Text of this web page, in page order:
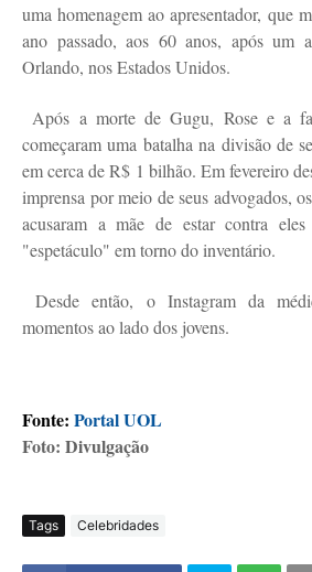
uma homenagem ao apresentador, que
ano passado, aos 60 anos, após um
Orlando, nos Estados Unidos.
Após a morte de Gugu, Rose e a
começaram uma batalha na divisão de
em cerca de R$ 1 bilhão. Em fevereiro
imprensa por meio de seus advogados,
acusaram a mãe de estar contra
"espetáculo" em torno do inventário.
Desde então, o Instagram da
momentos ao lado dos jovens.
Fonte: Portal UOL
Foto: Divulgação
Tags Celebridades